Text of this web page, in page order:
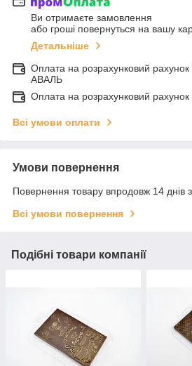
Ви отримаєте замовлення
або гроші повернуться на вашу
Детальніше
Оплата на розрахунковий
АВАЛЬ
Оплата на розрахунковий
Всі умови оплати
Умови повернення
Повернення товару впродовж 14 днів
Всі умови повернення
Подібні товари компанії